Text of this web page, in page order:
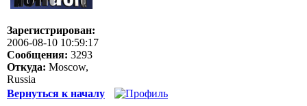
Зарегистрирован:
2006-08-10 10:59:17
Сообщения: 3293
Откуда: Moscow,
Russia
Вернуться к началу